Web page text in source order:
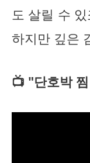
도 살릴 수
하지만 깊은
📺 "단호박